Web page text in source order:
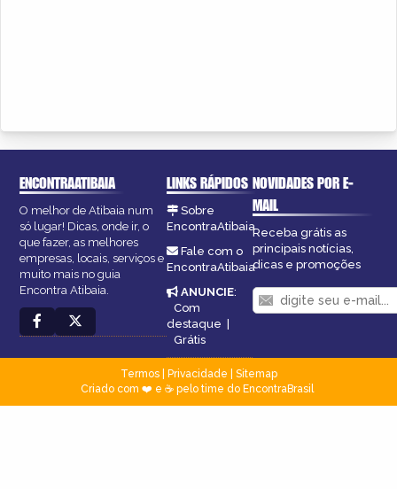
ENCONTRAATIBAIA
O melhor de Atibaia num
só lugar! Dicas, onde ir, o
que fazer, as melhores
empresas, locais, serviços e
muito mais no guia
Encontra Atibaia.
LINKS RÁPIDOS
Sobre
EncontraAtibaia
Fale com o
EncontraAtibaia
ANUNCIE:
Com
destaque |
Grátis
NOVIDADES POR E-
MAIL
Receba grátis as
principais notícias,
dicas e promoções
Termos| Privacidade
Sitemap
Criado com ❤️ e ☕ pelo time do EncontraBrasil